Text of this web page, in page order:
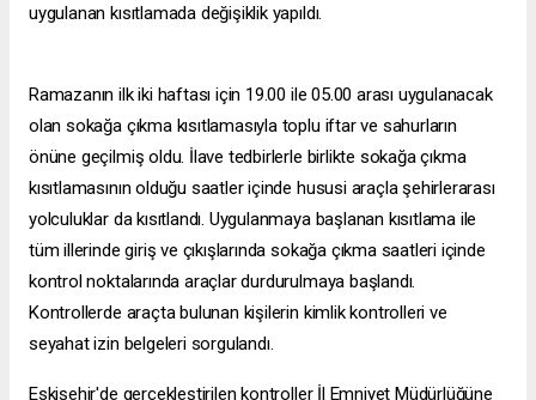
uygulanan kısıtlamada değişiklik yapıldı.
Ramazanın ilk iki haftası için 19.00 ile 05.00 arası uygulanacak
olan sokağa çıkma kısıtlamasıyla toplu iftar ve sahurların
önüne geçilmiş oldu. İlave tedbirlerle birlikte sokağa çıkma
kısıtlamasının olduğu saatler içinde hususi araçla şehirlerarası
yolculuklar da kısıtlandı. Uygulanmaya başlanan kısıtlama ile
tüm illerinde giriş ve çıkışlarında sokağa çıkma saatleri içinde
kontrol noktalarında araçlar durdurulmaya başlandı.
Kontrollerde araçta bulunan kişilerin kimlik kontrolleri ve
seyahat izin belgeleri sorgulandı.
Eskişehir'de gerçekleştirilen kontroller İl Emniyet Müdürlüğüne